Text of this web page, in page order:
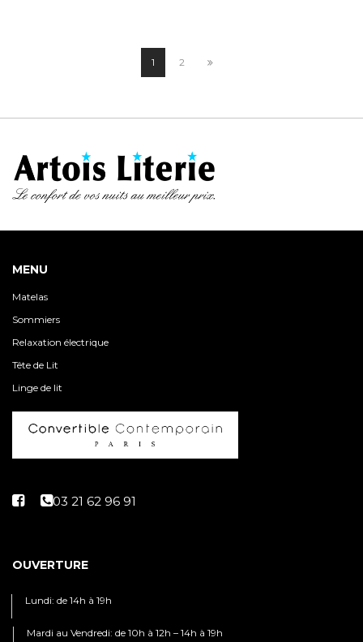
1 2
MENU
Matelas
Sommiers
Relaxation électrique
Tête de Lit
Linge de lit
OUVERTURE
Lundi: de 14h à 19h
Mardi au Vendredi: de 10h à 12h – 14h à 19h